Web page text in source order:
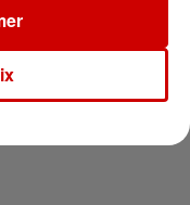
bus au
les bleus à